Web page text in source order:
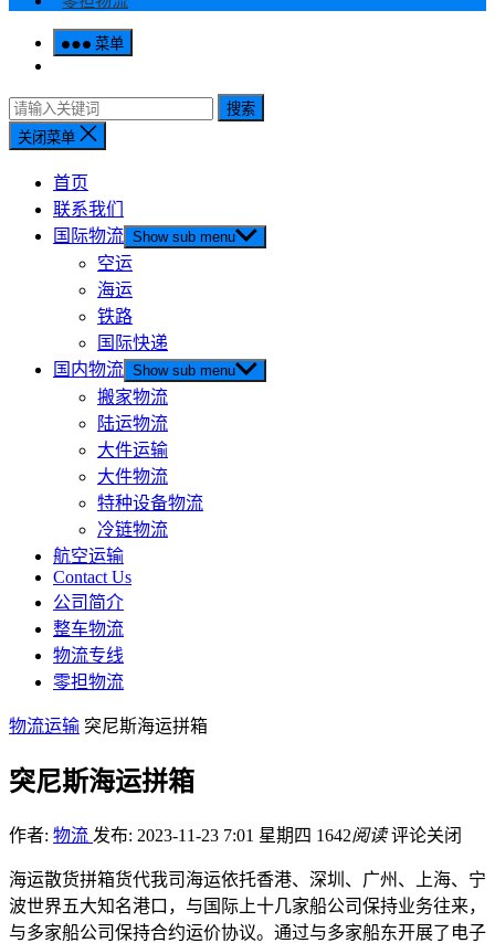
菜单
搜索
关闭菜单
首页
联系我们
国际物流 Show sub menu
空运
海运
铁路
国际快递
国内物流 Show sub menu
搬家物流
陆运物流
大件运输
大件物流
特种设备物流
冷链物流
航空运输
Contact Us
公司简介
整车物流
物流专线
零担物流
物流运输 突尼斯海运拼箱
突尼斯海运拼箱
作者: 物流 发布: 2023-11-23 7:01 星期四 1642阅读 评论关闭
海运散货拼箱货代我司海运依托香港、深圳、广州、上海、宁
波世界五大知名港口，与国际上十几家船公司保持业务往来，
与多家船公司保持合约运价协议。通过与多家船东开展了电子